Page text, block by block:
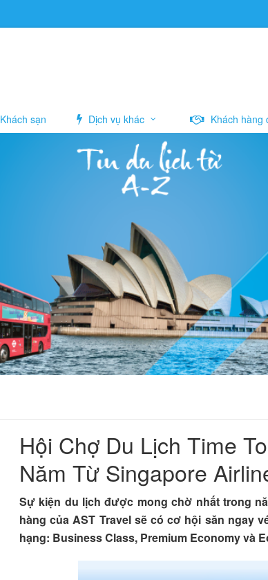
Khách sạn Dịch vụ khác Khách hàng
Hội Chợ Du Lịch Time
Năm Từ Singapore
Sự kiện du lịch được mong chờ nhất trong
hàng của AST Travel sẽ có cơ hội săn ngay
hạng: Business Class, Premium Economy và